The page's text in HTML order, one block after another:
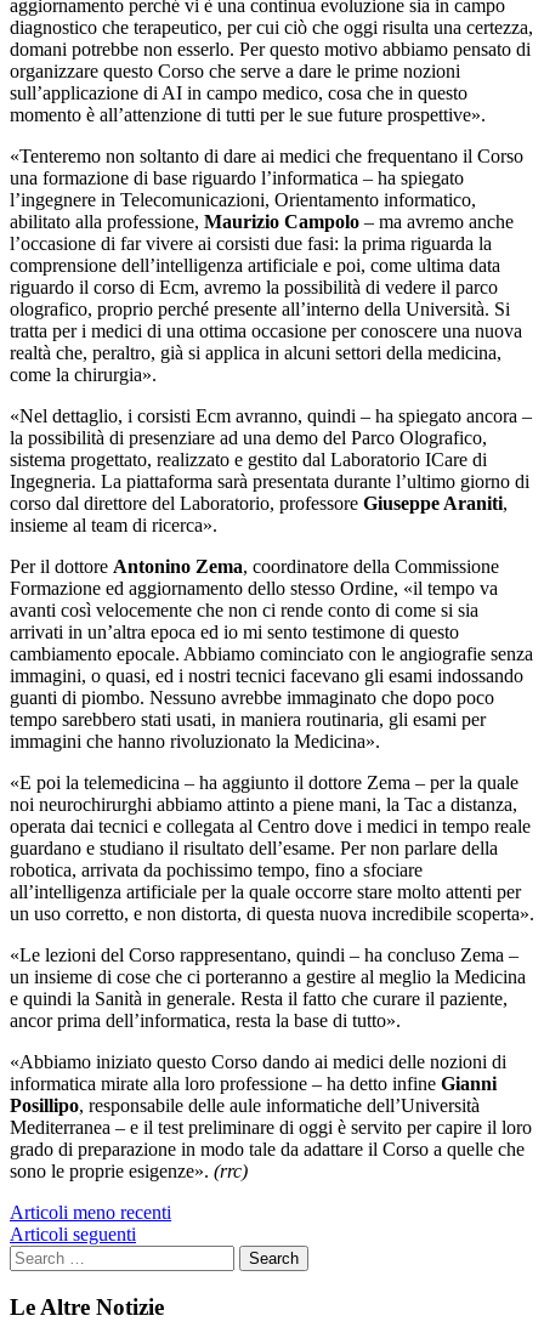
aggiornamento perché vi è una continua evoluzione sia in campo
diagnostico che terapeutico, per cui ciò che oggi risulta una certezza,
domani potrebbe non esserlo. Per questo motivo abbiamo pensato di
organizzare questo Corso che serve a dare le prime nozioni
sull’applicazione di AI in campo medico, cosa che in questo
momento è all’attenzione di tutti per le sue future prospettive».
«Tenteremo non soltanto di dare ai medici che frequentano il Corso
una formazione di base riguardo l’informatica – ha spiegato
l’ingegnere in Telecomunicazioni, Orientamento informatico,
abilitato alla professione, Maurizio Campolo – ma avremo anche
l’occasione di far vivere ai corsisti due fasi: la prima riguarda la
comprensione dell’intelligenza artificiale e poi, come ultima data
riguardo il corso di Ecm, avremo la possibilità di vedere il parco
olografico, proprio perché presente all’interno della Università. Si
tratta per i medici di una ottima occasione per conoscere una nuova
realtà che, peraltro, già si applica in alcuni settori della medicina,
come la chirurgia».
«Nel dettaglio, i corsisti Ecm avranno, quindi – ha spiegato ancora –
la possibilità di presenziare ad una demo del Parco Olografico,
sistema progettato, realizzato e gestito dal Laboratorio ICare di
Ingegneria. La piattaforma sarà presentata durante l’ultimo giorno di
corso dal direttore del Laboratorio, professore Giuseppe Araniti,
insieme al team di ricerca».
Per il dottore Antonino Zema, coordinatore della Commissione
Formazione ed aggiornamento dello stesso Ordine, «il tempo va
avanti così velocemente che non ci rende conto di come si sia
arrivati in un’altra epoca ed io mi sento testimone di questo
cambiamento epocale. Abbiamo cominciato con le angiografie senza
immagini, o quasi, ed i nostri tecnici facevano gli esami indossando
guanti di piombo. Nessuno avrebbe immaginato che dopo poco
tempo sarebbero stati usati, in maniera routinaria, gli esami per
immagini che hanno rivoluzionato la Medicina».
«E poi la telemedicina – ha aggiunto il dottore Zema – per la quale
noi neurochirurghi abbiamo attinto a piene mani, la Tac a distanza,
operata dai tecnici e collegata al Centro dove i medici in tempo reale
guardano e studiano il risultato dell’esame. Per non parlare della
robotica, arrivata da pochissimo tempo, fino a sfociare
all’intelligenza artificiale per la quale occorre stare molto attenti per
un uso corretto, e non distorta, di questa nuova incredibile scoperta».
«Le lezioni del Corso rappresentano, quindi – ha concluso Zema –
un insieme di cose che ci porteranno a gestire al meglio la Medicina
e quindi la Sanità in generale. Resta il fatto che curare il paziente,
ancor prima dell’informatica, resta la base di tutto».
«Abbiamo iniziato questo Corso dando ai medici delle nozioni di
informatica mirate alla loro professione – ha detto infine Gianni
Posillipo, responsabile delle aule informatiche dell’Università
Mediterranea – e il test preliminare di oggi è servito per capire il loro
grado di preparazione in modo tale da adattare il Corso a quelle che
sono le proprie esigenze». (rrc)
Navigazione
articoli
Articoli meno recenti
Articoli seguenti
Le Altre Notizie